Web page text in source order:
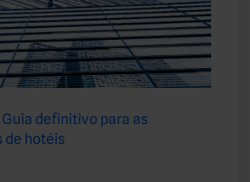
definitivo para as
de hotéis